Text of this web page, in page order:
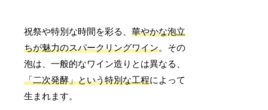
祝祭や特別な時間を彩る、華やかな泡立
ちが魅力のスパークリングワイン。その
泡は、一般的なワイン造りとは異なる、
「二次発酵」という特別な工程によって
生まれます。